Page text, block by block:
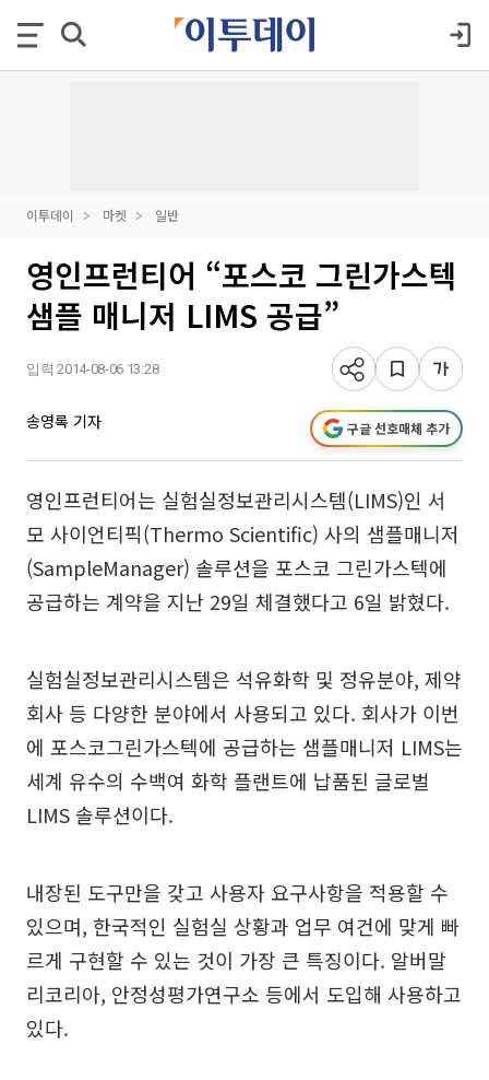
이투데이 마켓 일반
영인프런티어 “포스코 그린가스텍
샘플 매니저 LIMS 공급”
입력 2014-08-06 13:28
송영록 기자 구글 선호매체 추가
영인프런티어는 실험실정보관리시스템(LIMS)인 서
모 사이언티픽(Thermo Scientific) 사의 샘플매니저
(SampleManager) 솔루션을 포스코 그린가스텍에
공급하는 계약을 지난 29일 체결했다고 6일 밝혔다.
실험실정보관리시스템은 석유화학 및 정유분야, 제약
회사 등 다양한 분야에서 사용되고 있다. 회사가 이번
에 포스코그린가스텍에 공급하는 샘플매니저 LIMS는
세계 유수의 수백여 화학 플랜트에 납품된 글로벌
LIMS 솔루션이다.
내장된 도구만을 갖고 사용자 요구사항을 적용할 수
있으며, 한국적인 실험실 상황과 업무 여건에 맞게 빠
르게 구현할 수 있는 것이 가장 큰 특징이다. 알버말
리코리아, 안정성평가연구소 등에서 도입해 사용하고
있다.